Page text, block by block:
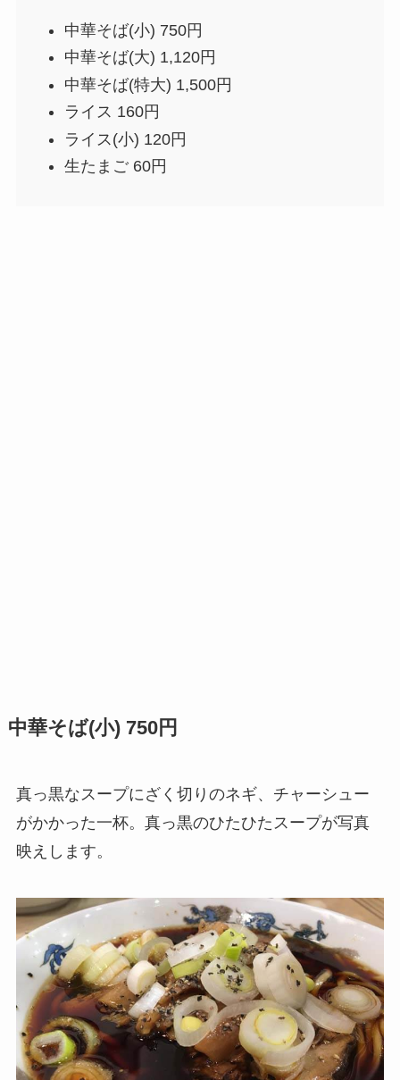
中華そば(小) 750円
中華そば(大) 1,120円
中華そば(特大) 1,500円
ライス 160円
ライス(小) 120円
生たまご 60円
中華そば(小) 750円
真っ黒なスープにざく切りのネギ、チャーシュー
がかかった一杯。真っ黒のひたひたスープが写真
映えします。